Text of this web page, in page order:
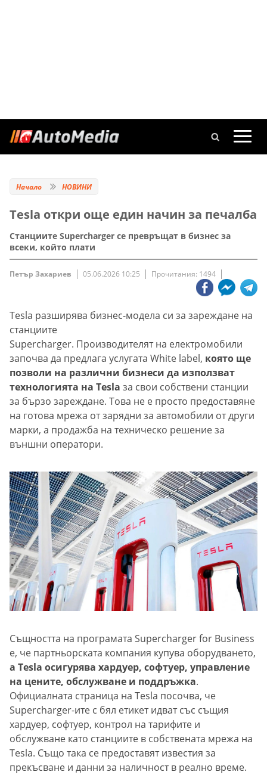
Начало НОВИНИ
Tesla откри още един начин за печалба
Станциите Supercharger се превръщат в бизнес за
всеки, който плати
Петър Захариев 05.06.2026 10:25 Прочитания: 1494
Tesla разширява бизнес-модела си за зареждане на
станциите
Supercharger. Производителят на електромобили
започва да предлага услугата White label, която ще
позволи на различни бизнеси да използват
технологията на Tesla за свои собствени станции
за бързо зареждане. Това не е просто предоставяне
на готова мрежа от зарядни за автомобили от други
марки, а продажба на техническо решение за
външни оператори.
Същността на програмата Supercharger for Business
е, че партньорската компания купува оборудването,
а Tesla осигурява хардуер, софтуер, управление
на цените, обслужване и поддръжка.
Официалната страница на Tesla посочва, че
Supercharger-ите с бял етикет идват със същия
хардуер, софтуер, контрол на тарифите и
обслужване като станциите в собствената мрежа на
Tesla. Също така се предоставят известия за
прекъсване и данни за наличност в реално време.